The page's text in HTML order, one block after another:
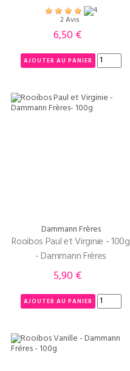
2 Avis
Prix
6,50 €
AJOUTER AU PANIER
Dammann Frères
Rooibos Paul et Virginie - 100g
- Dammann Frères
Prix
5,90 €
AJOUTER AU PANIER